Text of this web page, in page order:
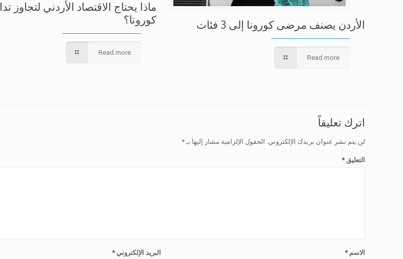
الأردن يصنف مرضى كورونا إلى 3 فئات
Read more
ماذا يحتاج الاقتصاد الأردني لتجاوز
كورونا؟
Read more
اترك تعليقاً
لن يتم نشر عنوان بريدك الإلكتروني. الحقول الإلزامية مشار إليها بـ*
التعليق*
الاسم* البريد الإلكتروني*